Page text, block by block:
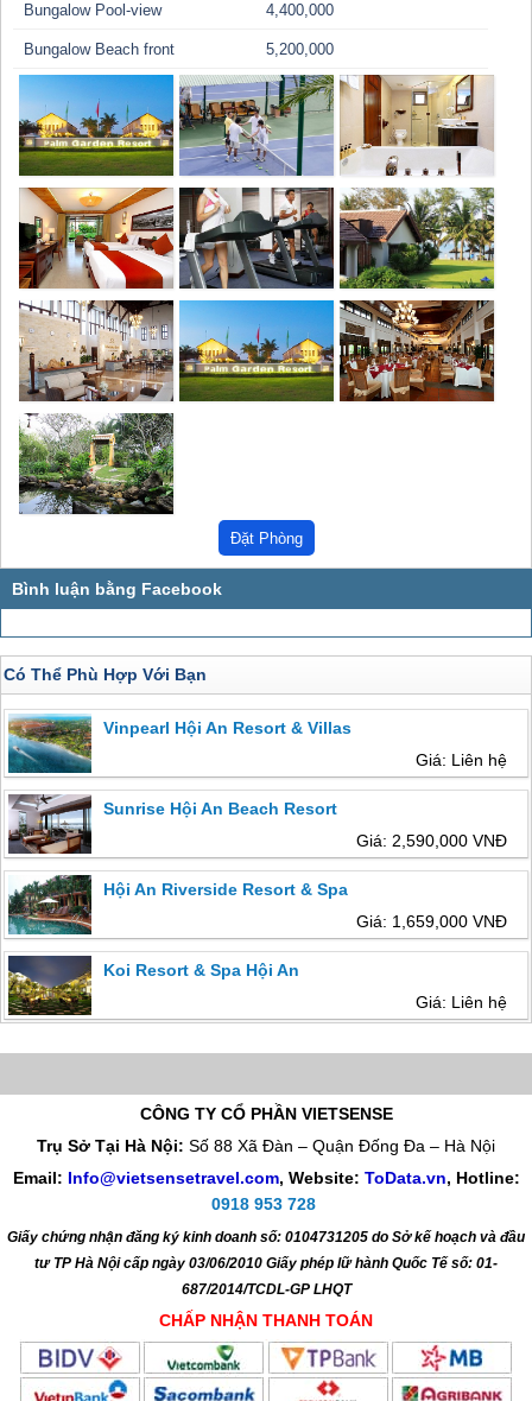
Bungalow Pool-view 4,400,000
Bungalow Beach front 5,200,000
Có Thể Phù Hợp Với Bạn
Vinpearl Hội An Resort & Villas
Giá: Liên hệ
Sunrise Hội An Beach Resort
Giá: 2,590,000 VNĐ
Hội An Riverside Resort & Spa
Giá: 1,659,000 VNĐ
Koi Resort & Spa Hội An
Giá: Liên hệ
CÔNG TY CỔ PHẦN VIETSENSE
Trụ Sở Tại Hà Nội: Số 88 Xã Đàn – Quận Đống Đa – Hà Nội
Email: Info@vietsensetravel.com, Website: ToData.vn, Hotline:
0918 953 728
Giấy chứng nhận đăng ký kinh doanh số: 0104731205 do Sở kế hoạch và đầu
tư TP Hà Nội cấp ngày 03/06/2010 Giấy phép lữ hành Quốc Tế số: 01-
687/2014/TCDL-GP LHQT
CHẤP NHẬN THANH TOÁN